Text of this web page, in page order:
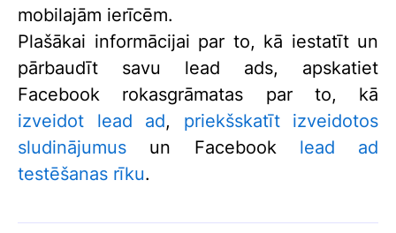
mobilajām ierīcēm.
Plašākai informācijai par to, kā iestatīt un
pārbaudīt savu lead ads, apskatiet
Facebook rokasgrāmatas par to, kā
izveidot lead ad, priekšskatīt izveidotos
sludinājumus un Facebook lead ad
testēšanas rīku.